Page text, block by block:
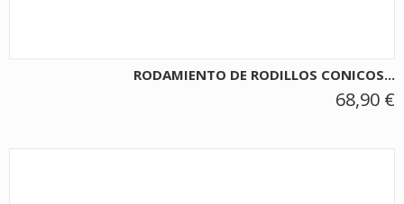
RODAMIENTO DE RODILLOS CONICOS...
68,90 €